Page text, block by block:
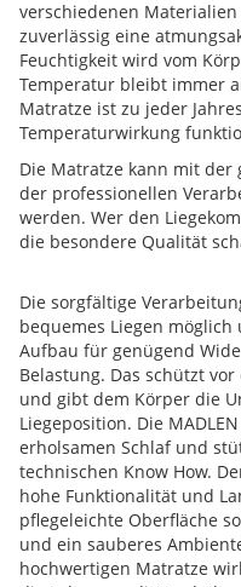
verschiedenen
zuverlässig eine
Feuchtigkeit wird vom
Temperatur bleibt immer
Matratze ist zu jeder
Temperaturwirkung
Die Matratze kann mit
der professionellen
werden. Wer den
die besondere Qualität
Die sorgfältige
bequemes Liegen
Aufbau für genügend
Belastung. Das schützt
und gibt dem Körper die
Liegeposition. Die
erholsamen Schlaf und
technischen Know How.
hohe Funktionalität und
pflegeleichte Oberfläche
und ein sauberes
hochwertigen Matratze